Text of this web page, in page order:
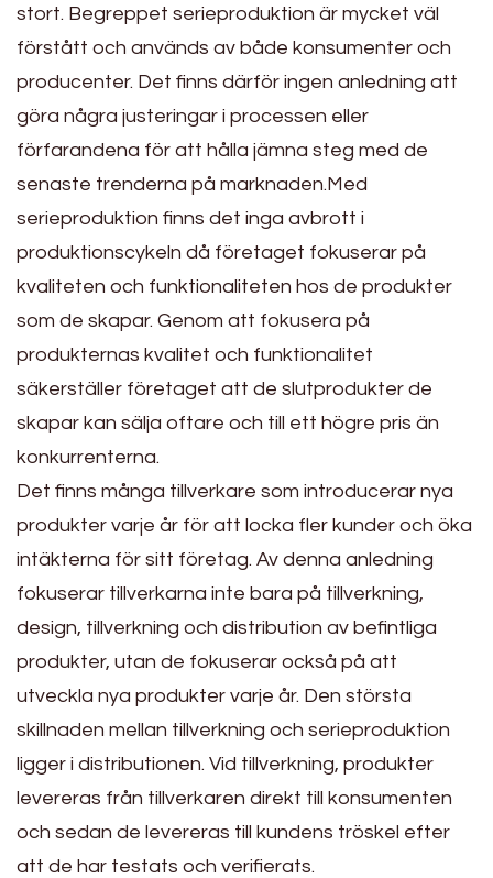
stort. Begreppet serieproduktion är mycket väl
förstått och används av både konsumenter och
producenter. Det finns därför ingen anledning att
göra några justeringar i processen eller
förfarandena för att hålla jämna steg med de
senaste trenderna på marknaden.Med
serieproduktion finns det inga avbrott i
produktionscykeln då företaget fokuserar på
kvaliteten och funktionaliteten hos de produkter
som de skapar. Genom att fokusera på
produkternas kvalitet och funktionalitet
säkerställer företaget att de slutprodukter de
skapar kan sälja oftare och till ett högre pris än
konkurrenterna.
Det finns många tillverkare som introducerar nya
produkter varje år för att locka fler kunder och öka
intäkterna för sitt företag. Av denna anledning
fokuserar tillverkarna inte bara på tillverkning,
design, tillverkning och distribution av befintliga
produkter, utan de fokuserar också på att
utveckla nya produkter varje år. Den största
skillnaden mellan tillverkning och serieproduktion
ligger i distributionen. Vid tillverkning, produkter
levereras från tillverkaren direkt till konsumenten
och sedan de levereras till kundens tröskel efter
att de har testats och verifierats.